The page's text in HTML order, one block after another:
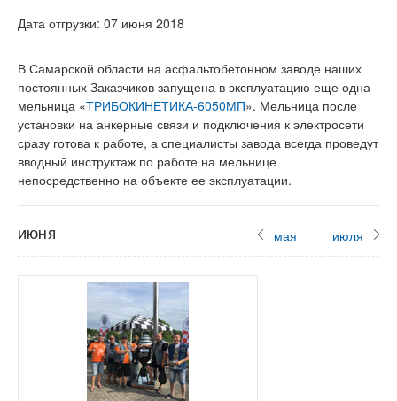
Дата отгрузки: 07 июня 2018
В Самарской области на асфальтобетонном заводе наших
постоянных Заказчиков запущена в эксплуатацию еще одна
мельница «ТРИБОКИНЕТИКА-6050МП». Мельница после
установки на анкерные связи и подключения к электросети
сразу готова к работе, а специалисты завода всегда проведут
вводный инструктаж по работе на мельнице
непосредственно на объекте ее эксплуатации.
мая июля
июня